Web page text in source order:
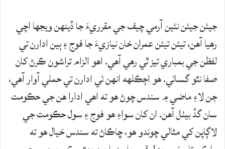
جيئن جيئن نئين آرمي چيف جي مقرريءَ جا ڏينهن ويجها اچي
رهيا آهن، تيئن تيئن عمران خان نيازيءَ جا فوج ۽ ٻين ادارن تي
لفظن جي بمباري تيز ٿي رهي آهي. اهو الزام تراشون ڪرڻ کان
صفا نٿو گسائي. هو اڄڪلهه انهن ئي ادارن تي حملي آوار آهي،
جن لاءِ ماضي ۾ سندس چوڻ هو ته اهي ادارا هن جي حڪومت
سان گڏ بيٺل آهن. ان کان سواءِ هو فوج ۽ سول حڪومت جي
لاڳاپن کي مثالي چوندو هو، ڇاڪاڻ ته سندس خيال هو ته